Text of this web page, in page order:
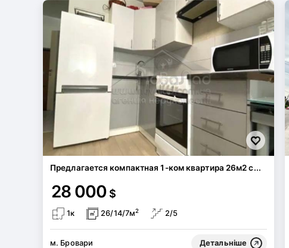
Предлагается компактная 1-ком квартира 26м2 с...
28 000 $
1к 26/14/7м2 2/5
м. Бровари Детальніше